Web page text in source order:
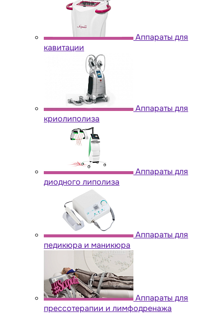
Аппараты для
кавитации
Аппараты для
криолиполиза
Аппараты для
диодного липолиза
Аппараты для
педикюра и маникюра
Аппараты для
прессотерапии и лимфодренажа